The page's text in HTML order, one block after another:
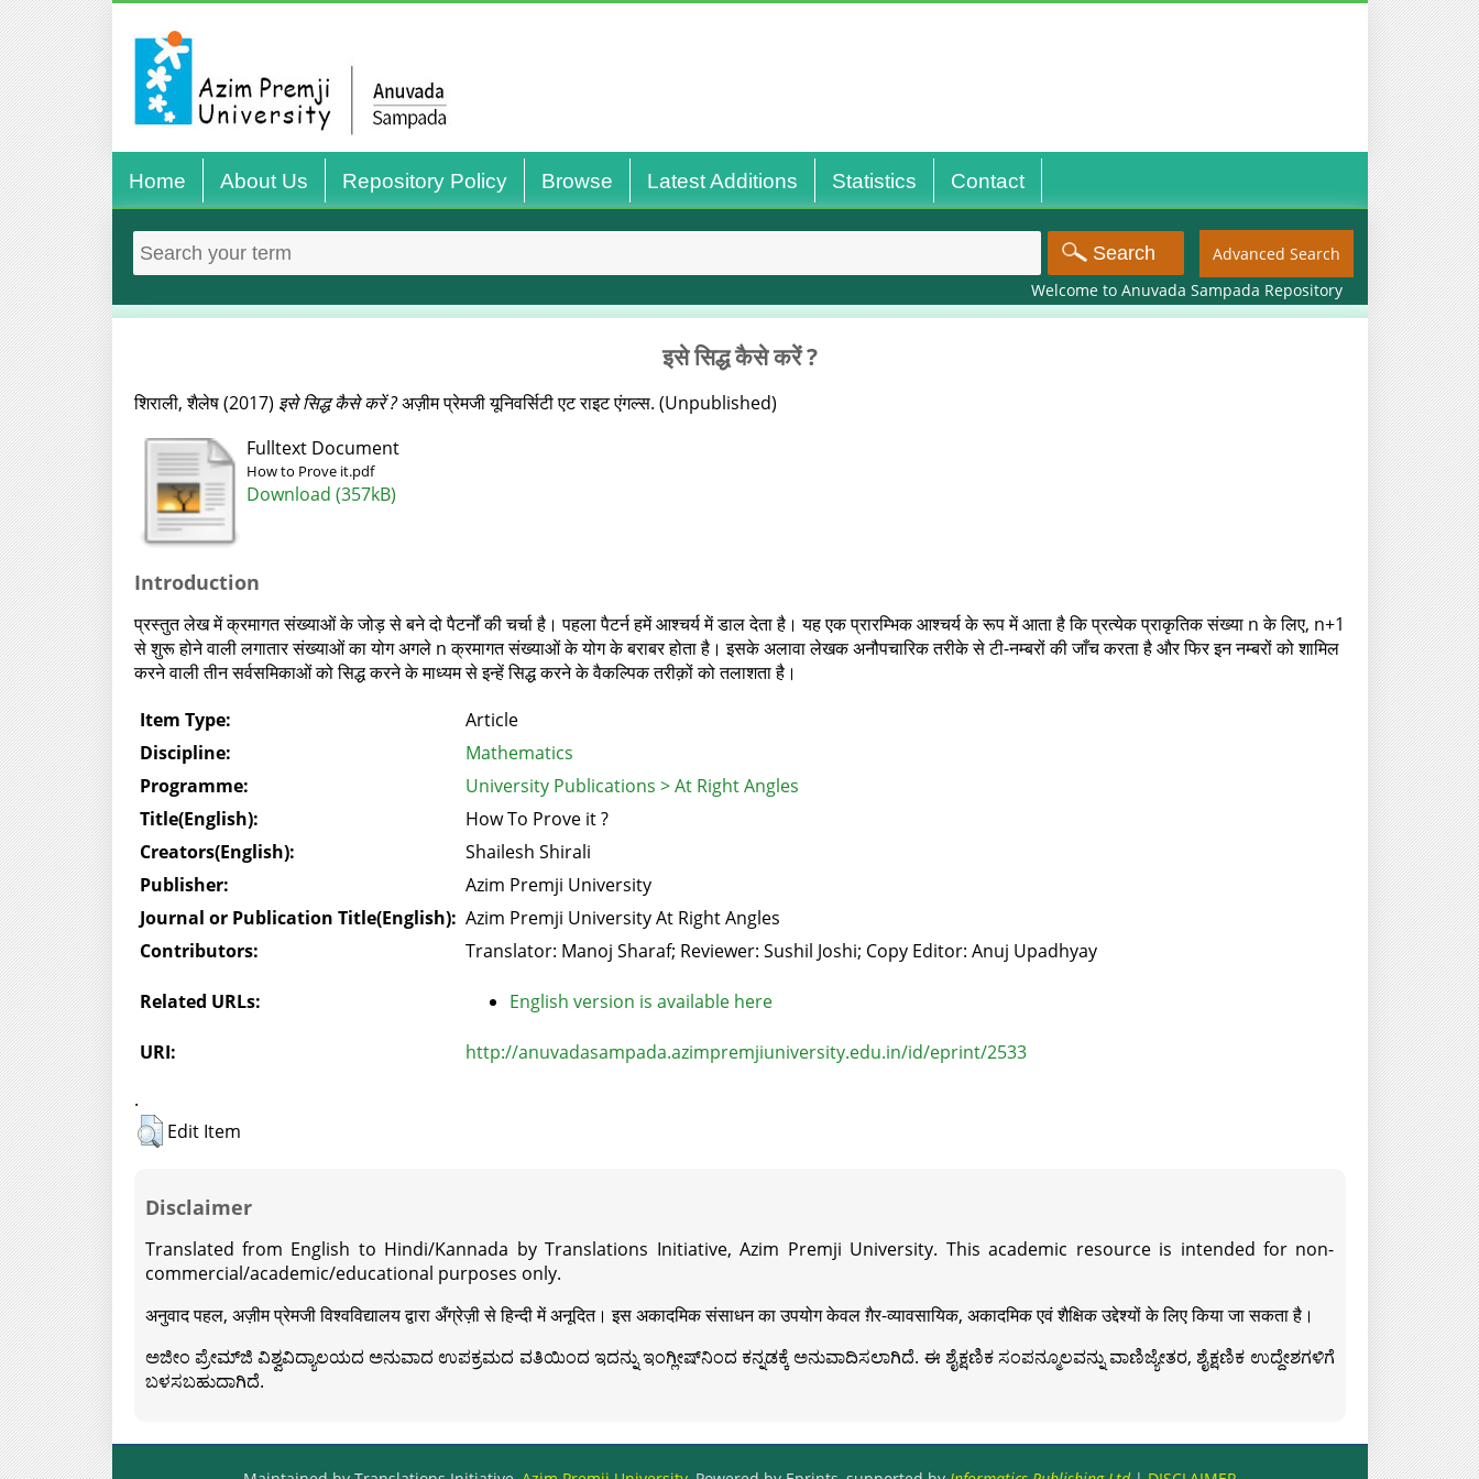
Home About Us Repository Policy Browse Latest Additions Statistics Contact
Advanced Search
Welcome to Anuvada Sampada Repository
इसे सिद्ध कैसे करें ?
शिराली, शैलेष(2017) इसे सिद्ध कैसे करें ?अज़ीम प्रेमजी यूनिवर्सिटी एट राइट एंगल्स. (Unpublished)
Fulltext Document
How to Prove it.pdf
Download (357kB)
Introduction
प्रस्तुत लेख में क्रमागत संख्याओं के जोड़ से बने दो पैटर्नों की चर्चा है। पहला पैटर्न हमें आश्चर्य में डाल देता है। यह एक प्रारम्भिक आश्चर्य के रूप में आता है कि प्रत्येक प्राकृतिक संख्या n के लिए, n+1
से शुरू होने वाली लगातार संख्याओं का योग अगले n क्रमागत संख्याओं के योग के बराबर होता है। इसके अलावा लेखक अनौपचारिक तरीके से टी-नम्बरों की जाँच करता है और फिर इन नम्बरों को शामिल
करने वाली तीन सर्वसमिकाओं को सिद्ध करने के माध्यम से इन्हें सिद्ध करने के वैकल्पिक तरीक़ों को तलाशता है।
Item Type:
Article
Discipline:
Mathematics
Programme:
University Publications > At Right Angles
Title(English):
How To Prove it ?
Creators(English):
Shailesh Shirali
Publisher:
Azim Premji University
Journal or Publication Title(English): Azim Premji University At Right Angles
Contributors:
Translator: Manoj Sharaf; Reviewer: Sushil Joshi; Copy Editor: Anuj Upadhyay
Related URLs: English version is available here
URI:
http://anuvadasampada.azimpremjiuniversity.edu.in/id/eprint/2533
.
Edit Item
Disclaimer
Translated from English to Hindi/Kannada by Translations Initiative, Azim Premji University. This academic resource is intended for non-
commercial/academic/educational purposes only.
अनुवाद पहल, अज़ीम प्रेमजी विश्वविद्यालय द्वारा अँग्रेज़ी से हिन्दी में अनूदित। इस अकादमिक संसाधन का उपयोग केवल ग़ैर-व्यावसायिक, अकादमिक एवं शैक्षिक उद्देश्यों के लिए किया जा सकता है।
ಅಜೀಂ ಪ್ರೇಮ್‍ಜಿ ವಿಶ್ವವಿದ್ಯಾಲಯದ ಅನುವಾದ ಉಪಕ್ರಮದ ವತಿಯಿಂದ ಇದನ್ನು ಇಂಗ್ಲೀಷ್‍ನಿಂದ ಕನ್ನಡಕ್ಕೆ ಅನುವಾದಿಸಲಾಗಿದೆ. ಈ ಶೈಕ್ಷಣಿಕ ಸಂಪನ್ಮೂಲವನ್ನು ವಾಣಿಜ್ಯೇತರ, ಶೈಕ್ಷಣಿಕ ಉದ್ದೇಶಗಳಿಗೆ
ಬಳಸಬಹುದಾಗಿದೆ.